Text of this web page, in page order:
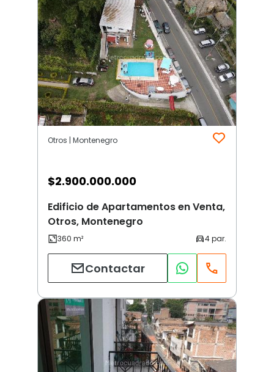
Otros | Montenegro
$2.900.000.000
Edificio de Apartamentos en Venta,
Otros, Montenegro
Contactar